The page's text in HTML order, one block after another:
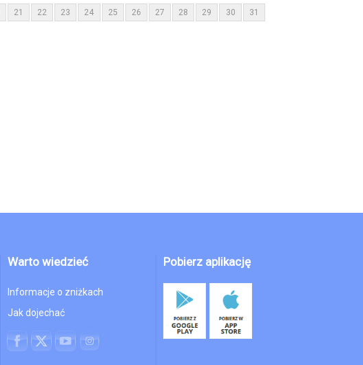
21 22 23 24 25 26 27 28 29 30 31
Warto wiedzieć
Informacje o zniżkach
Jak dojechać
Pobierz aplikację